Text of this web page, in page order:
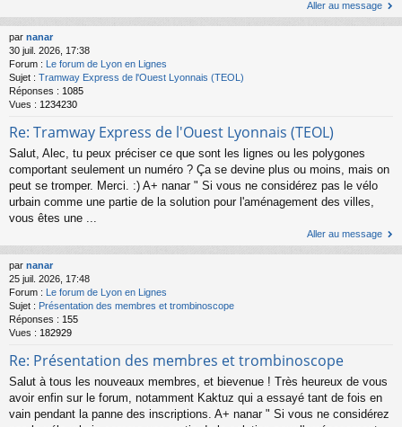
Aller au message
par nanar
30 juil. 2026, 17:38
Forum : Le forum de Lyon en Lignes
Sujet : Tramway Express de l'Ouest Lyonnais (TEOL)
Réponses : 1085
Vues : 1234230
Re: Tramway Express de l'Ouest Lyonnais (TEOL)
Salut, Alec, tu peux préciser ce que sont les lignes ou les polygones
comportant seulement un numéro ? Ça se devine plus ou moins, mais on
peut se tromper. Merci. :) A+ nanar " Si vous ne considérez pas le vélo
urbain comme une partie de la solution pour l'aménagement des villes,
vous êtes une ...
Aller au message
par nanar
25 juil. 2026, 17:48
Forum :
Le forum de Lyon en Lignes
Sujet : Présentation des membres et trombinoscope
Réponses : 155
Vues : 182929
Re: Présentation des membres et trombinoscope
Salut à tous les nouveaux membres, et bievenue ! Très heureux de vous
avoir enfin sur le forum, notamment Kaktuz qui a essayé tant de fois en
vain pendant la panne des inscriptions. A+ nanar " Si vous ne considérez